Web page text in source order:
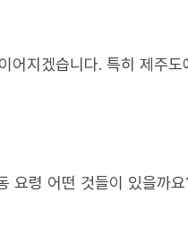
어지겠습니다. 특히 제주도
요령 어떤 것들이 있을까